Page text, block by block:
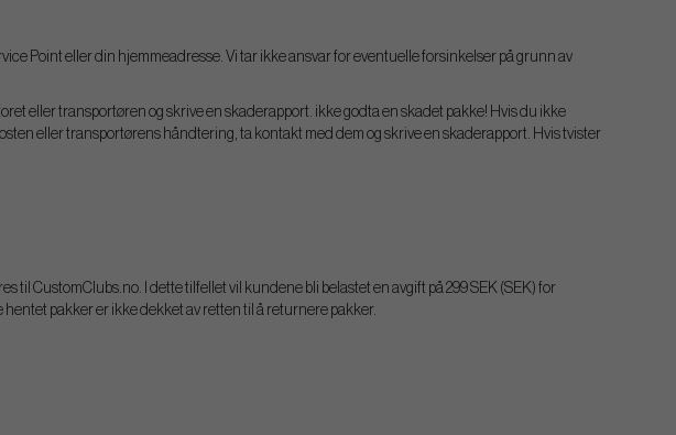
Point eller din hjemmeadresse. Vi tar ikke ansvar for eventuelle forsinkelser på grunn av
eller transportøren og skrive en skaderapport. ikke godta en skadet pakke! Hvis du ikke
eller transportørens håndtering, ta kontakt med dem og skrive en skaderapport. Hvis tvister
til CustomClubs.no. I dette tilfellet vil kundene bli belastet en avgift på 299 SEK (SEK) for
pakker er ikke dekket av retten til å returnere pakker.